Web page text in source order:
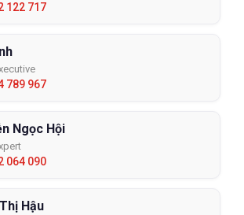
122 717
789 967
Ngọc Hội
064 090
Hậu